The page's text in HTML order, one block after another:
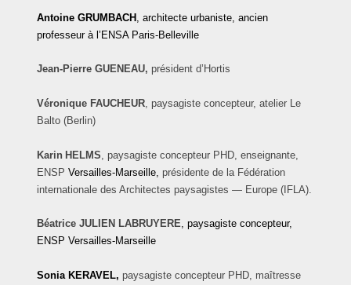
Antoine GRUMBACH, architecte urbaniste, ancien
professeur à l’ENSA Paris-Belleville
Jean-Pierre GUENEAU, président d’Hortis
Véronique FAUCHEUR, paysagiste concepteur, atelier Le
Balto (Berlin)
Karin HELMS , paysagiste concepteur PHD, enseignante,
ENSP Versailles-Marseille, présidente de la Fédération
internationale des Architectes paysagistes — Europe (IFLA).
Béatrice JULIEN LABRUYERE, paysagiste concepteur,
ENSP Versailles-Marseille
Sonia KERAVEL, paysagiste concepteur PHD, maîtresse